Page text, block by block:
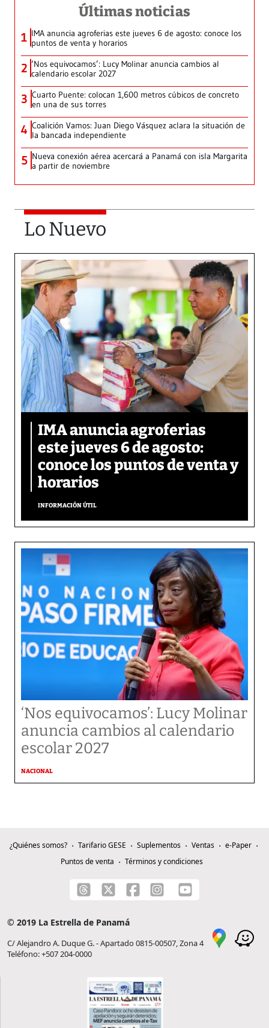
Últimas noticias
1 IMA anuncia agroferias este jueves 6 de agosto: conoce los
puntos de venta y horarios
2 ‘Nos equivocamos’: Lucy Molinar anuncia cambios al
calendario escolar 2027
3 Cuarto Puente: colocan 1,600 metros cúbicos de concreto
en una de sus torres
4 Coalición Vamos: Juan Diego Vásquez aclara la situación de
la bancada independiente
5 Nueva conexión aérea acercará a Panamá con isla Margarita
a partir de noviembre
Lo Nuevo
IMA anuncia agroferias
este jueves 6 de agosto:
conoce los puntos de venta y
horarios
INFORMACIÓN ÚTIL
‘Nos equivocamos’: Lucy Molinar
anuncia cambios al calendario
escolar 2027
NACIONAL
¿Quiénes somos? Tarifario GESE Suplementos Ventas
e-Paper
Puntos de venta
Términos y condiciones
© 2019 La Estrella de Panamá
C/ Alejandro A. Duque G. - Apartado 0815-00507, Zona 4
Teléfono: +507 204-0000